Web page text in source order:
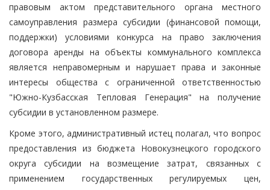
правовым актом представительного органа местного
самоуправления размера субсидии (финансовой помощи,
поддержки) условиями конкурса на право заключения
договора аренды на объекты коммунального комплекса
является неправомерным и нарушает права и законные
интересы общества с ограниченной ответственностью
"Южно-Кузбасская Тепловая Генерация" на получение
субсидии в установленном размере.
Кроме этого, административный истец полагал, что вопрос
предоставления из бюджета Новокузнецкого городского
округа субсидии на возмещение затрат, связанных с
применением государственных регулируемых цен,